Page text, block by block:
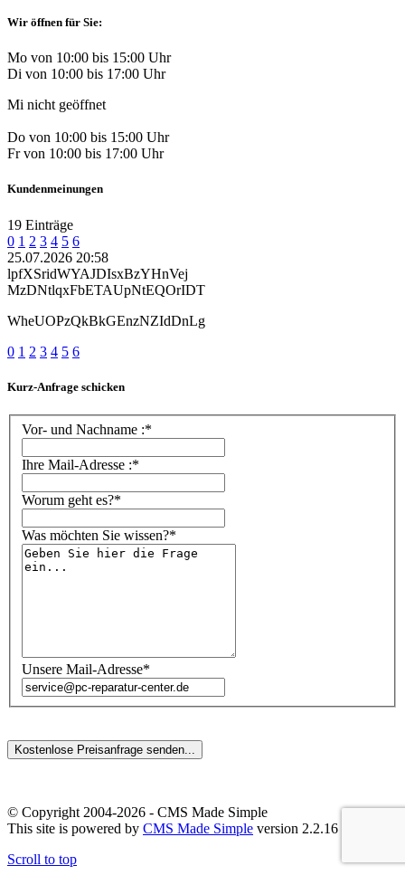
Wir öffnen für Sie:
Mo von 10:00 bis 15:00 Uhr
Di von 10:00 bis 17:00 Uhr
Mi nicht geöffnet
Do von 10:00 bis 15:00 Uhr
Fr von 10:00 bis 17:00 Uhr
Kundenmeinungen
19 Einträge
0 1 2 3 4 5 6
25.07.2026 20:58
lpfXSridWYAJDIsxBzYHnVej
MzDNtlqxFbETAUpNtEQOrIDT
WheUOPzQkBkGEnzNZIdDnLg
0 1 2 3 4 5 6
Kurz-Anfrage schicken
Vor- und Nachname :*
Ihre Mail-Adresse :*
Worum geht es?*
Was möchten Sie wissen?*
Unsere Mail-Adresse*
© Copyright 2004-2026 - CMS Made Simple
This site is powered by CMS Made Simple version 2.2.16
Scroll to top